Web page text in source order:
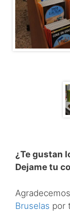
¿Te gustan
Dejame tu
Bruselas por